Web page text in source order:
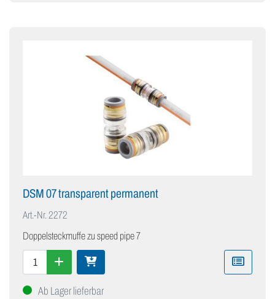
DSM 07 transparent permanent
Art.-Nr.2272
Doppelsteckmuffe zu speed pipe 7
Ab Lager lieferbar